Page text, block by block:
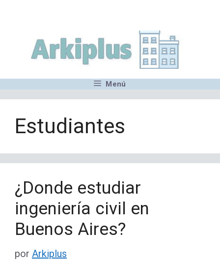
contenido
Menú
Estudiantes
¿Donde estudiar
ingeniería civil en
Buenos Aires?
por Arkiplus